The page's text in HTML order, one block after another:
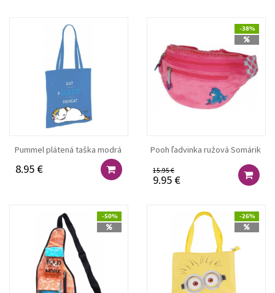
Pummel plátená taška modrá
8.95 €
-38%
Pooh ľadvinka ružová Somárik
15.95 €
9.95 €
-50% -26%